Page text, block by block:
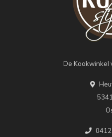
De Kookwinkel